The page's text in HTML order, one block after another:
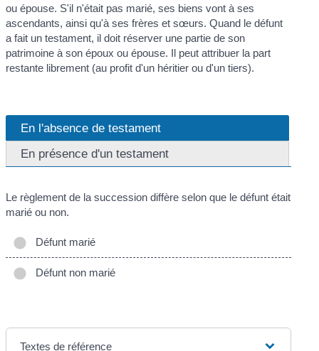
ou épouse. S'il n'était pas marié, ses biens vont à ses
ascendants, ainsi qu'à ses frères et sœurs. Quand le défunt
a fait un testament, il doit réserver une partie de son
patrimoine à son époux ou épouse. Il peut attribuer la part
restante librement (au profit d'un héritier ou d'un tiers).
En l'absence de testament
En présence d'un testament
Le règlement de la succession diffère selon que le défunt était
marié ou non.
Défunt marié
Défunt non marié
Textes de référence